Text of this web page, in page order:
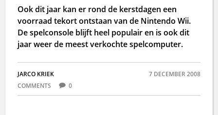
Ook dit jaar kan er rond de kerstdagen een
voorraad tekort ontstaan van de Nintendo Wii.
De spelconsole blijft heel populair en is ook dit
jaar weer de meest verkochte spelcomputer.
JARCO KRIEK
7 DECEMBER 2008
COMMENTS
0